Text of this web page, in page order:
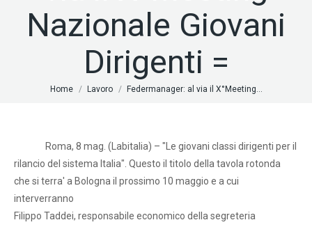
Nazionale Giovani
Dirigenti =
Tu sei qui:
Home Lavoro Federmanager: al via il X°Meeting…
Roma, 8 mag. (Labitalia) – "Le giovani classi dirigenti per il
rilancio del sistema Italia". Questo il titolo della tavola rotonda
che si terra' a Bologna il prossimo 10 maggio e a cui
interverranno
Filippo Taddei, responsabile economico della segreteria